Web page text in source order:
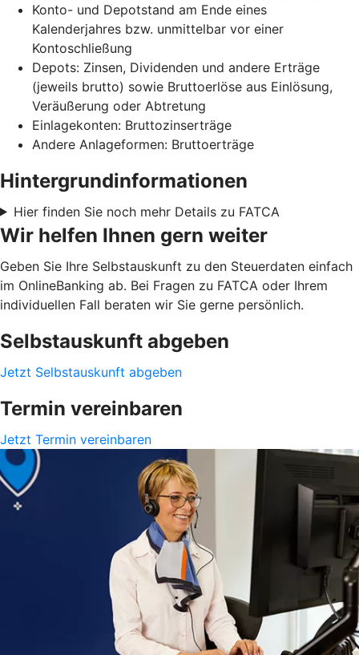
Konto- und Depotstand am Ende eines
Kalenderjahres bzw. unmittelbar vor einer
Kontoschließung
Depots: Zinsen, Dividenden und andere Erträge
(jeweils brutto) sowie Bruttoerlöse aus Einlösung,
Veräußerung oder Abtretung
Einlagekonten: Bruttozinserträge
Andere Anlageformen: Bruttoerträge
Hintergrundinformationen
Hier finden Sie noch mehr Details zu FATCA
Wir helfen Ihnen gern weiter
Geben Sie Ihre Selbstauskunft zu den Steuerdaten einfach
im OnlineBanking ab. Bei Fragen zu FATCA oder Ihrem
individuellen Fall beraten wir Sie gerne persönlich.
Selbstauskunft abgeben
Jetzt Selbstauskunft abgeben
Termin vereinbaren
Jetzt Termin vereinbaren